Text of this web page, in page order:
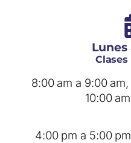
Lunes
Clases
8:00 am a 9:00
10:00
4:00 pm a 5:00